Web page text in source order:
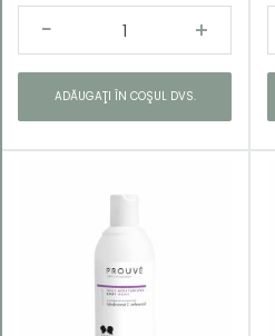
ADĂUGAŢI ÎN COŞUL DVS.
Kategorie
Body
Senses
Simply